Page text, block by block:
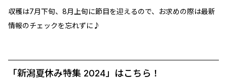
収穫は7月下旬、8月上旬に節目を迎えるので、お求めの際は最新
情報のチェックを忘れずに♪
「新潟夏休み特集 2024」はこちら！